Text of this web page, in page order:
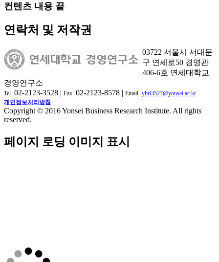
컨텐츠 내용 끝
연락처 및 저작권
03722 서울시 서대문
구 연세로50 경영관
406-6호 연세대학교
경영연구소
Tel. 02-2123-3528 | Fax. 02-2123-8578 | Email. ybri3527@yonsei.ac.kr
개인정보처리방침
Copyright © 2016 Yonsei Business Research Institute. All rights
reserved.
페이지 로딩 이미지 표시